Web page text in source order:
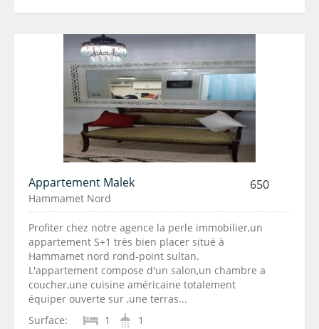
Appartement Malek 650
Hammamet Nord
Profiter chez notre agence la perle immobilier,un
appartement S+1 très bien placer situé à
Hammamet nord rond-point sultan.
L'appartement compose d'un salon,un chambre a
coucher,une cuisine américaine totalement
équiper ouverte sur ,une terras...
Surface:
1 1